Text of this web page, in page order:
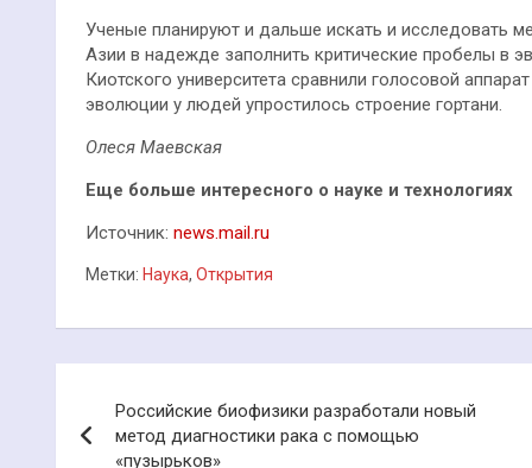
Ученые планируют и дальше искать и исследовать
Азии в надежде заполнить критические пробелы в
Киотского университета сравнили голосовой
эволюции у людей упростилось строение гортани.
Олеся Маевская
Еще больше интересного о науке и технологиях
Источник: news.mail.ru
Метки: Наука, Открытия
по
Российские биофизики разработали новый
метод диагностики рака с помощью
«пузырьков»